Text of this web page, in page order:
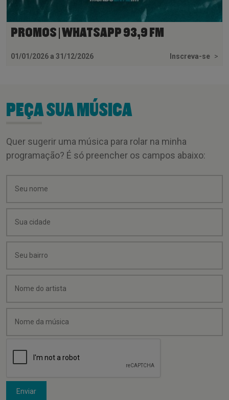
PROMOS | WHATSAPP 93,9 FM
01/01/2026 a 31/12/2026 Inscreva-se >
PEÇA SUA MÚSICA
Quer sugerir uma música para rolar na minha
programação? É só preencher os campos abaixo:
Enviar